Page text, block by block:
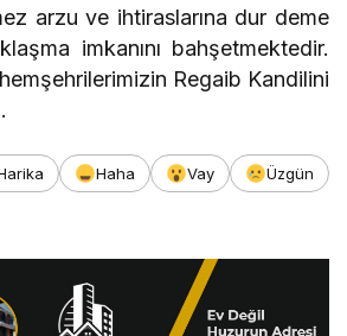
arzu ve ihtiraslarına dur deme
imkanını bahşetmektedir.
Regaib Kandilini
Haha Vay
Üzgün